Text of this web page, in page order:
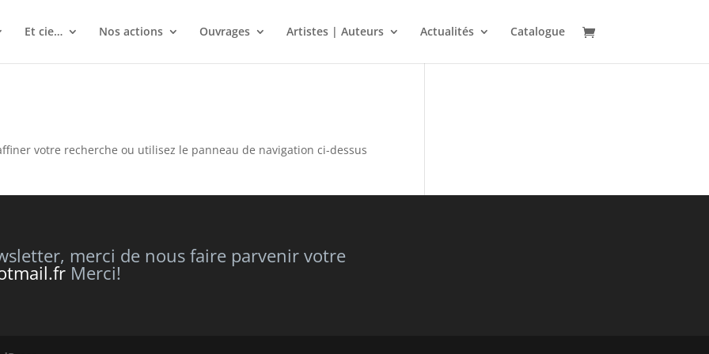
Et cie… Nos actions Ouvrages Artistes | Auteurs Actualités Catalogue
votre recherche ou utilisez le panneau de navigation ci-dessus
merci de nous faire parvenir votre
Merci!